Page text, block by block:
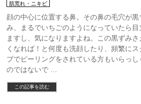
肌荒れ・ニキビ
顔の中心に位置する鼻。その鼻の毛穴が黒
み、まるでいちごのようになっていたら目
ますし、気になりますよね。この黒ずみさ
くなれば！と何度も洗顔したり、頻繁にス
ブでピーリングをされている方もいらっし
のではないで …
この記事を読む